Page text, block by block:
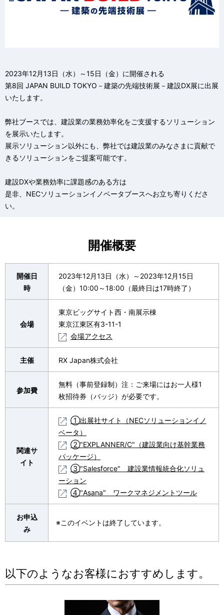
2023年12月13日（水）～15日（金）に開催される
第8回 JAPAN BUILD TOKYO－建築の先端技術展－建設DX展に出展
いたします。
弊社ブースでは、建設業の業務効率化をご支援するソリューション
を展示いたします。
展示ソリューション以外にも、弊社では建設業のみなさまに貢献で
きるソリューションをご提案可能です。
建設DXや業務効率に課題感のある方は
是非、NECソリューションイノベータブースへお立ち寄りくださ
い。
開催概要
開催日
時
2023年12月13日（水）～2023年12月15日
（金）10:00～18:00（最終日は17時終了）
会場
東京ビッグサイト西・南展示棟
東京江東区有3-11-1
会場アクセス
主催 RX Japan株式会社
参加費
無料（事前登録制）注：ご来場にはお一人様1
枚招待券（バッジ）が必要です。
関連サ
イト
①出展社サイト（NECソリューションイノ
ベータ）
②"EXPLANNER/C"（建設業向け基幹業務
パッケージ）
③"Salesforce" 建設業情報統合化ソリュ
ーション
④"Asana" ワークマネジメントツール
お申込
み
※このイベントは終了しています。
以下のようなお客様におすすめします。